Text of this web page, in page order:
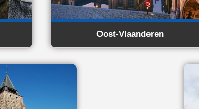
Oost-Vlaanderen